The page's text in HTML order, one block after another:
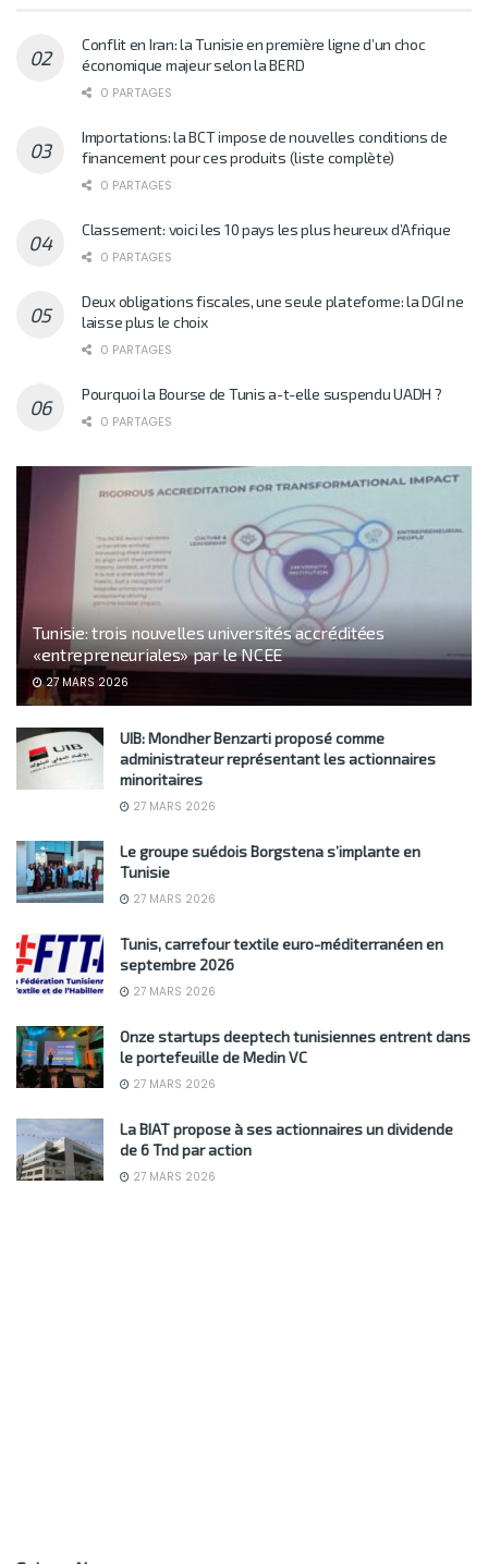
Conflit en Iran: la Tunisie en première ligne d’un choc
économique majeur selon la BERD
0 PARTAGES
Importations: la BCT impose de nouvelles conditions de
financement pour ces produits (liste complète)
0 PARTAGES
Classement: voici les 10 pays les plus heureux d’Afrique
0 PARTAGES
Deux obligations fiscales, une seule plateforme: la DGI ne
laisse plus le choix
0 PARTAGES
Pourquoi la Bourse de Tunis a-t-elle suspendu UADH ?
0 PARTAGES
Tunisie: trois nouvelles universités accréditées
«entrepreneuriales» par le NCEE
27 MARS 2026
UIB: Mondher Benzarti proposé comme
administrateur représentant les actionnaires
minoritaires
27 MARS 2026
Le groupe suédois Borgstena s’implante en
Tunisie
27 MARS 2026
Tunis, carrefour textile euro-méditerranéen en
septembre 2026
27 MARS 2026
Onze startups deeptech tunisiennes entrent dans
le portefeuille de Medin VC
27 MARS 2026
La BIAT propose à ses actionnaires un dividende
de 6 Tnd par action
27 MARS 2026